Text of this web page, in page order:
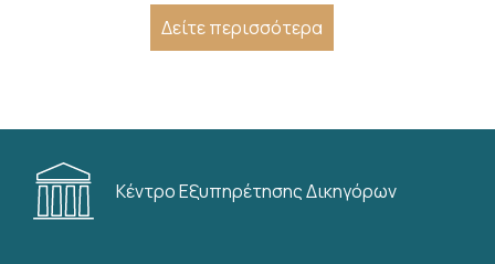
Δείτε περισσότερα
Κέντρο Εξυπηρέτησης Δικηγόρων